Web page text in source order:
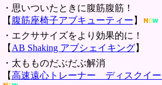
・思いついたときに腹筋腹筋！
【 腹筋座椅子アブキューティー 】
・エクササイズをより効果的に！
【 AB Shaking アブシェイキング】
・太もものだぶだぶ解消
【高速遠心トレーナー ディスクイ